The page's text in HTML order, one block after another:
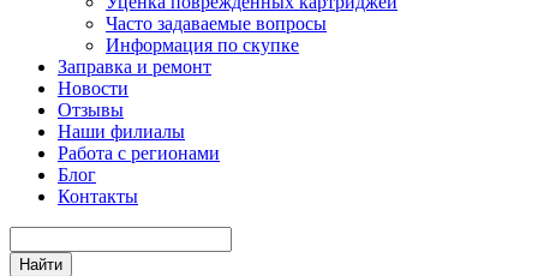
Часто задаваемые вопросы
Информация по скупке
Заправка и ремонт
Новости
Отзывы
Наши филиалы
Работа с регионами
Блог
Контакты
Найти